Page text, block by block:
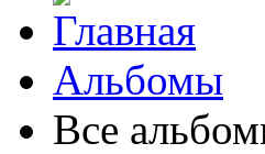
Альбомы
Все